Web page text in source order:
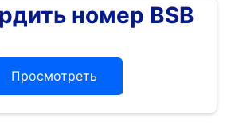
номер BSB
Просмотреть